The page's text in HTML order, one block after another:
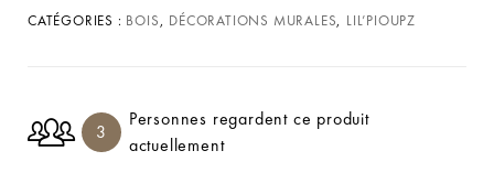
CATÉGORIES : BOIS, DÉCORATIONS MURALES, LIL’PIOUPZ
3
Personnes regardent ce produit
actuellement